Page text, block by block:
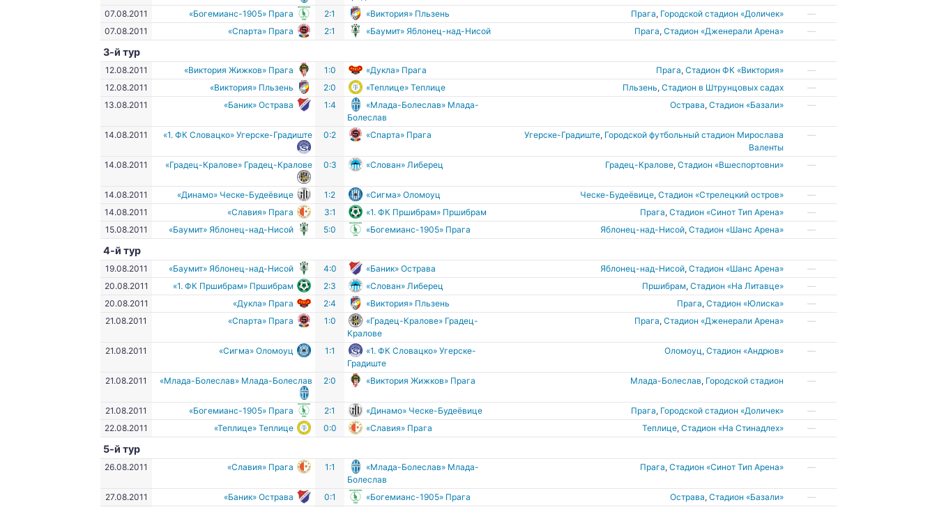
07.08.2011 «Богемианс-1905» Прага 2:1 «Виктория» Пльзень Прага, Городской стадион «Доличек»
—
07.08.2011
«Спарта» Прага 2:1 «Баумит» Яблонец-над-Нисой Прага,Стадион «Дженерали Арена» —
3-й тур
12.08.2011 «Виктория Жижков» Прага 1:0 «Дукла» Прага Прага,Cтадион ФК «Виктория»
—
12.08.2011
«Виктория» Пльзень 2:0 «Теплице» Теплице Пльзень,Стадион в Штрунцовых садах
—
13.08.2011
«Баник» Острава 1:4
«Млада-Болеслав» Млада-
Болеслав
Острава,Стадион «Базали» —
14.08.2011 «1. ФК Словацко» Угерске-Градиште 0:2 «Спарта» Прага Угерске-Градиште, Городской футбольный стадион Мирослава
Валенты
—
14.08.2011 «Градец-Кралове» Градец-Кралове 0:3 «Слован» Либерец Градец-Кралове,Cтадион «Вшеспортовни» —
14.08.2011 «Динамо» Ческе-Будеёвице 1:2 «Сигма» Оломоуц Ческе-Будеёвице,Стадион «Стрелецкий остров»
—
14.08.2011
«Славия» Прага 3:1 «1. ФК Пршибрам» Пршибрам Прага,Стадион «Синот Тип Арена»
—
15.08.2011
«Баумит» Яблонец-над-Нисой 5:0 «Богемианс-1905» Прага Яблонец-над-Нисой,Стадион «Шанс Арена» —
4-й тур
19.08.2011 «Баумит» Яблонец-над-Нисой 4:0 «Баник» Острава Яблонец-над-Нисой,Стадион «Шанс Арена»
—
20.08.2011
«1. ФК Пршибрам» Пршибрам 2:3 «Слован» Либерец Пршибрам,Cтадион «На Литавце»
—
20.08.2011
«Дукла» Прага 2:4 «Виктория» Пльзень Прага,Стадион «Юлиска»
—
21.08.2011
«Спарта» Прага 1:0
«Градец-Кралове» Градец-
Кралове
Прага,Стадион «Дженерали Арена» —
21.08.2011 «Сигма» Оломоуц 1:1
«1. ФК Словацко» Угерске-
Градиште
Оломоуц ,Стадион «Андрюв» —
21.08.2011 «Млада-Болеслав» Млада-Болеслав 2:0 «Виктория Жижков» Прага Млада-Болеслав, Городской стадион —
21.08.2011 «Богемианс-1905» Прага 2:1 «Динамо» Ческе-Будеёвице Прага, Городской стадион «Доличек»
—
22.08.2011
«Теплице» Теплице 0:0 «Славия» Прага Теплице,Стадион «На Стинадлех» —
5-й тур
26.08.2011 «Славия» Прага 1:1
«Млада-Болеслав» Млада-
Болеслав
Прага,Стадион «Синот Тип Арена» —
27.08.2011 «Баник» Острава 0:1 «Богемианс-1905» Прага Острава,Стадион «Базали»
—